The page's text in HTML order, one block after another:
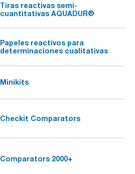
Tiras reactivas semi-
cuantitativas AQUADUR®
Papeles reactivos para
determinaciones cualitativas
Minikits
Checkit Comparators
Comparators 2000+